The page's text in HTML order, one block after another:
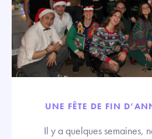
UNE FÊTE DE FIN
Il y a quelques semaines,